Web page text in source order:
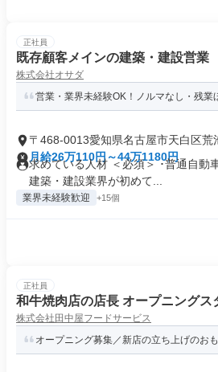
正社員
既存顧客メインの建築・建設営業
株式会社オサダ
営業・業界未経験OK！ノルマなし・残業
〒468-0013愛知県名古屋市天白区荒
月給26万110円～44万1180円
求めている人材 ＜必須＞ ･普通自動
建築・建設業界が初めて...
業界未経験歓迎 +15個
正社員
和牛焼肉店の店長 オープニングス
株式会社田中屋フードサービス
オープニング募集／新店の立ち上げのお